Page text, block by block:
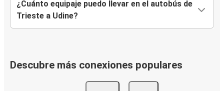
¿Cuánto equipaje puedo llevar en el autobús de
Trieste a Udine?
Descubre más conexiones populares